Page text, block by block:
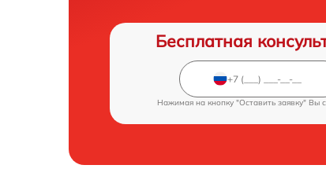
Бесплатная
Нажимая на кнопку "Оставить заявку" Вы